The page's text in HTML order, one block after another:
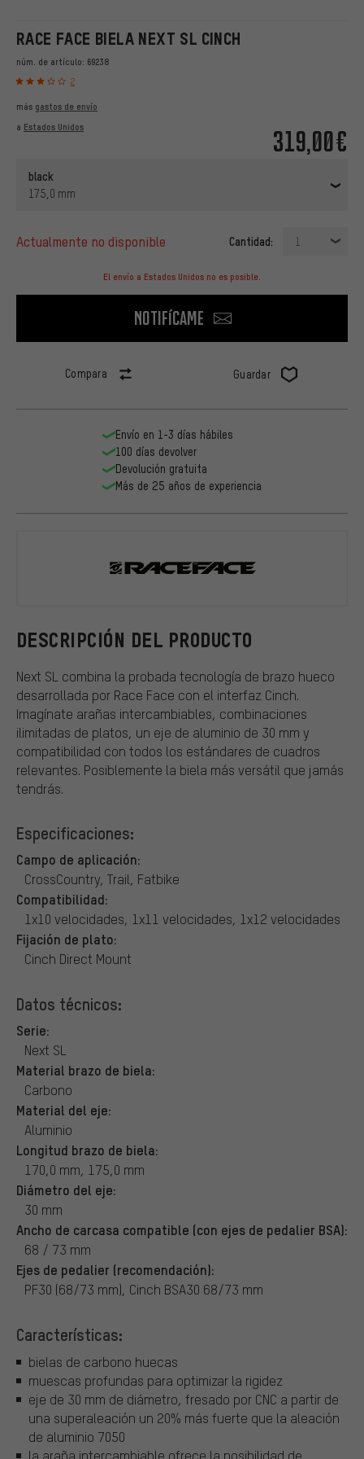
RACE FACE BIELA NEXT SL CINCH
núm. de artículo: 69238
2
319,00€
más gastos de envío
a Estados Unidos
black
175,0 mm
actualmente no disponible Cantidad: 1
El envío a Estados Unidos no es posible.
Notifícame
Compara Guardar
DESCRIPCIÓN DEL PRODUCTO
Next SL combina la probada tecnología de brazo hueco
desarrollada por Race Face con el interfaz Cinch.
Imagínate arañas intercambiables, combinaciones
ilimitadas de platos, un eje de aluminio de 30 mm y
compatibilidad con todos los estándares de cuadros
relevantes. Posiblemente la biela más versátil que jamás
tendrás.
Especificaciones:
Campo de aplicación:
CrossCountry, Trail, Fatbike
Compatibilidad:
1x10 velocidades, 1x11 velocidades, 1x12 velocidades
Fijación de plato:
Cinch Direct Mount
Datos técnicos:
Serie:
Next SL
Material brazo de biela:
Carbono
Material del eje:
Aluminio
Longitud brazo de biela:
170,0 mm, 175,0 mm
Diámetro del eje:
30 mm
Ancho de carcasa compatible (con ejes de pedalier BSA):
68 / 73 mm
Ejes de pedalier (recomendación):
PF30 (68/73 mm), Cinch BSA30 68/73 mm
Características:
bielas de carbono huecas
muescas profundas para optimizar la rigidez
eje de 30 mm de diámetro, fresado por CNC a partir de
una superaleación un 20% más fuerte que la aleación
de aluminio 7050
la araña intercambiable ofrece la posibilidad de
Envío en 1-3 días hábiles
100 días devolver
Devolución gratuita
Más de 25 años de experiencia
Race Face